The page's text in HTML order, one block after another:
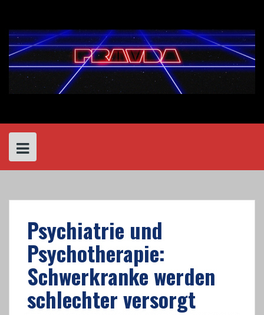
content
Psychiatrie und
Psychotherapie:
Schwerkranke werden
schlechter versorgt